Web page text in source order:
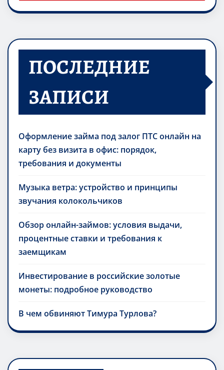
ПОСЛЕДНИЕ
ЗАПИСИ
Оформление займа под залог ПТС онлайн на
карту без визита в офис: порядок,
требования и документы
Музыка ветра: устройство и принципы
звучания колокольчиков
Обзор онлайн-займов: условия выдачи,
процентные ставки и требования к
заемщикам
Инвестирование в российские золотые
монеты: подробное руководство
В чем обвиняют Тимура Турлова?